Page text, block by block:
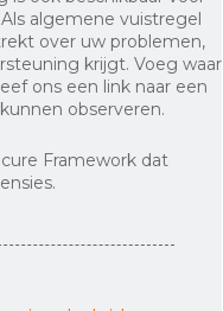
algemene vuistregel
over uw problemen,
krijgt. Voeg waar
ons een link naar een
observeren.
Framework dat